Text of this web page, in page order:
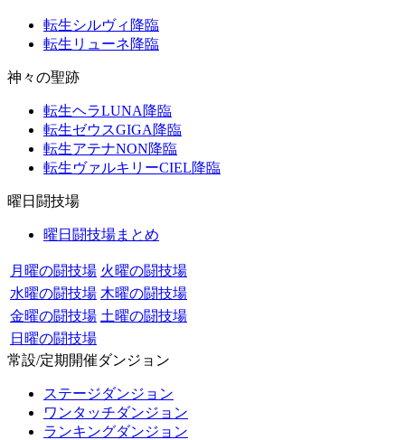
転生シルヴィ降臨
転生リューネ降臨
神々の聖跡
転生ヘラLUNA降臨
転生ゼウスGIGA降臨
転生アテナNON降臨
転生ヴァルキリーCIEL降臨
曜日闘技場
曜日闘技場まとめ
月曜の闘技場 火曜の闘技場
水曜の闘技場 木曜の闘技場
金曜の闘技場 土曜の闘技場
日曜の闘技場
常設/定期開催ダンジョン
ステージダンジョン
ワンタッチダンジョン
ランキングダンジョン